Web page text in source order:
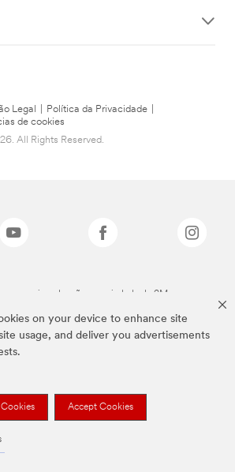
on your device to enhance site
usage, and deliver you advertisements
Cookies Accept Cookies
Legal Política da Privacidade
de cookies
All Rights Reserved.
mencionadas são propriedade da 3M.